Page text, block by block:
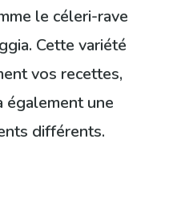
le céleri-rave
Cette variété
vos recettes,
également une
différents.